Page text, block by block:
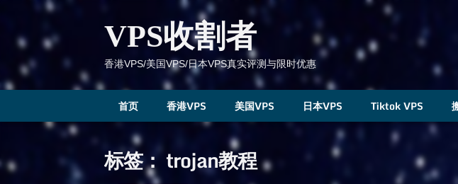
VPS收割者
香港VPS/美国VPS/日本VPS真实评测与限时优惠
首页 香港VPS 美国VPS 日本VPS Tiktok VPS
标签：trojan教程